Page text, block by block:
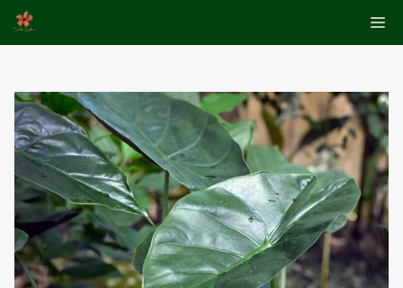
Aller
au